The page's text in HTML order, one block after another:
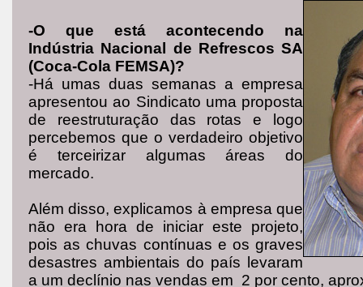
-O que está acontecendo na
Indústria Nacional de Refrescos SA
(Coca-Cola FEMSA)?
-Há umas duas semanas a empresa
apresentou ao Sindicato uma proposta
de reestruturação das rotas e logo
percebemos que o verdadeiro objetivo
é terceirizar algumas áreas do
mercado.
Além disso, explicamos à empresa que
não era hora de iniciar este projeto,
pois as chuvas contínuas e os graves
desastres ambientais do país levaram
a um declínio nas vendas em 2 por cento,